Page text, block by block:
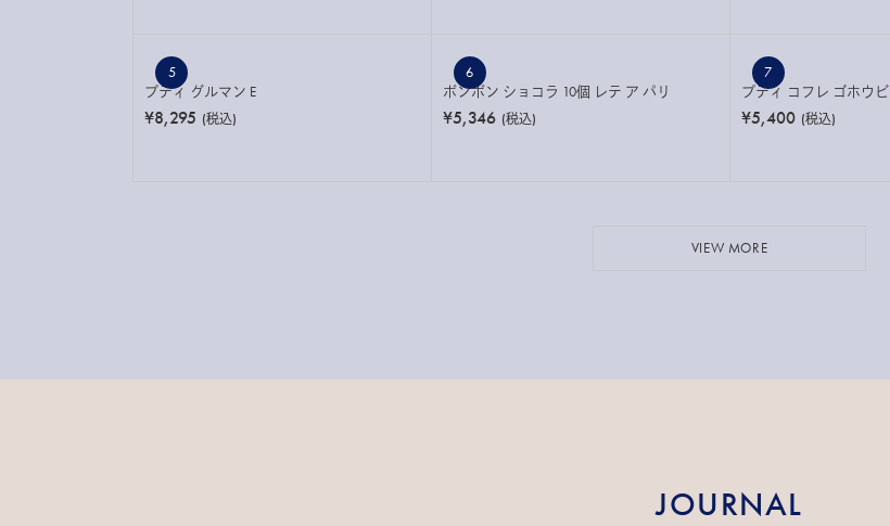
5
プティ グルマン E
¥8,295 (税込)
6
ボンボン ショコラ 10個 レテ ア パリ
¥5,346 (税込)
7
プティ コフレ ゴホウビ
¥5,400 (税込)
VIEW MORE
JOURNAL